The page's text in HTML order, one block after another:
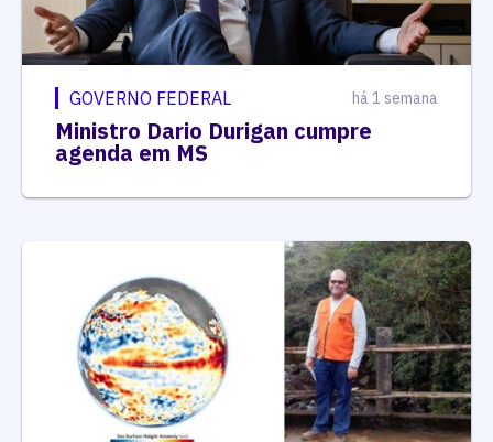
GOVERNO FEDERAL há 1 semana
Ministro Dario Durigan cumpre
agenda em MS